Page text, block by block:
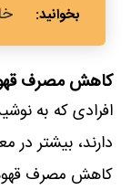
کاهش مصرف
افرادی که به
دارند، بیشتر در
کاهش مصرف